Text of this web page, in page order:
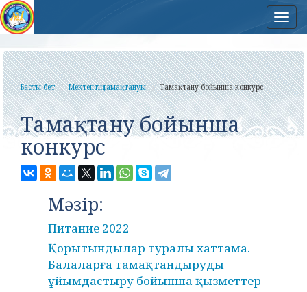
Басты бет Мектептің тамақтануы Тамақтану бойынша конкурс
Тамақтану бойынша
конкурс
Мәзір:
Питание 2022
Қорытындылар туралы хаттама.
Балаларға тамақтандыруды
ұйымдастыру бойынша қызметтер